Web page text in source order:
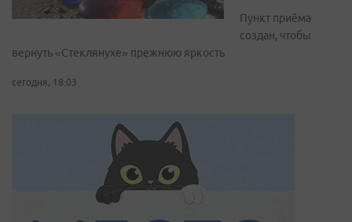
Пункт приёма
создан, чтобы
вернуть «Стеклянухе» прежнюю яркость
сегодня, 18:03